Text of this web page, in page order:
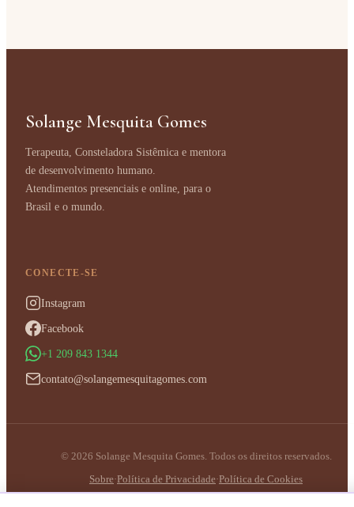
Solange Mesquita Gomes
Terapeuta, Consteladora Sistêmica e mentora
de desenvolvimento humano.
Atendimentos presenciais e online, para o
Brasil e o mundo.
CONECTE-SE
Instagram
Facebook
+1 209 843 1344
contato@solangemesquitagomes.com
© 2026 Solange Mesquita Gomes. Todos os direitos reservados.
Sobre·Política de Privacidade·Política de Cookies